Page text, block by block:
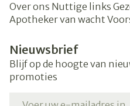
Over ons Nuttige links
Apotheker van wacht
Nieuwsbrief
Blijf op de hoogte van
promoties